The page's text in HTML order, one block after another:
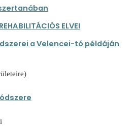
ELVEI
a Velencei-tó példáján